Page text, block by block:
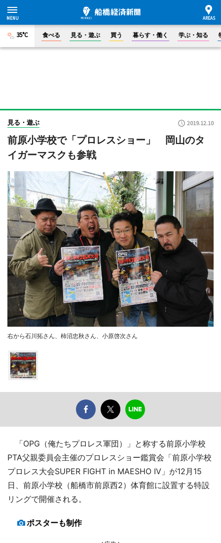
35°C 食べる 見る・遊ぶ 買う 暮らす・働く 学ぶ・知る
見る・遊ぶ 2019.12.10
前原小学校で「プロレスショー」 岡山のタ
イガーマスクも参戦
右から石川拓さん、柿沼忠秋さん、小原啓次さん
「OPG（俺たちプロレス軍団）」と称する前原小学校
PTA父親委員会主催のプロレスショー鑑賞会「前原小学校
プロレス大会SUPER FIGHT in MAESHO IV」が12月15
日、前原小学校（船橋市前原西2）体育館に設置する特設
リングで開催される。
ポスターも制作